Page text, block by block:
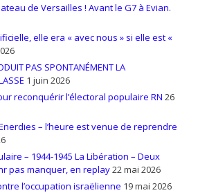
de Versailles ! Avant le G7 à Evian.
elle era « avec nous » si elle est «
PAS SPONTANÉMENT LA
1 juin 2026
reconquérir l’électoral populaire RN 26
– l’heure est venue de reprendre
– 1944-1945 La Libération – Deux
pas manquer, en replay22 mai 2026
l’occupation israëlienne 19 mai 2026